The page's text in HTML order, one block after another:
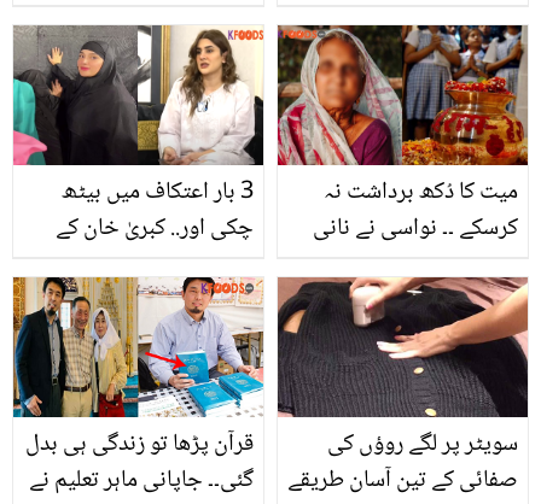
کیجئے ۔۔ جانیں باورچی
خانے میں موجود کون سی
چیزوں سے چہرے کا نکھار
بڑھایا جا سکتا ہے؟
فون نگل لینے والے شخص
کا حیرت انگیز واقعہ
3 بار اعتکاف میں بیٹھ
چکی اور.. کبریٰ خان کے
کے رویے سے متعلق دل دکھا
دینے والے انکشافات
میت کا دُکھ برداشت نہ
کرسکے ۔۔ نواسی نے نانی
کردیا کہ دُنیا لعن طعن کرنے
لگی
قرآن پڑھا تو زندگی ہی بدل
گئی۔۔ جاپانی ماہر تعلیم نے
سویٹر پر لگے روؤں کی
صفائی کے تین آسان طریقے